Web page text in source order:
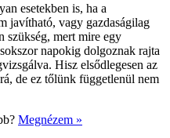
esetekben is, ha a
javítható, vagy gazdaságilag
szükség, mert mire egy
napokig dolgoznak rajta
Hisz elsődlegesen az
de ez tőlünk függetlenül nem
Megnézem »